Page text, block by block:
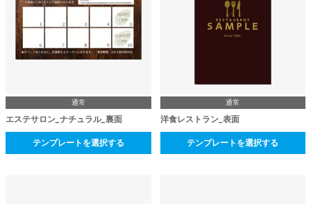
通常
エステサロン_ナチュラル_裏面
テンプレートを選択する
通常
洋食レストラン_表面
テンプレートを選択する